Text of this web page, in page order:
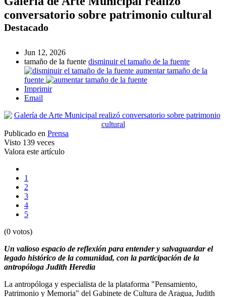
conversatorio sobre patrimonio cultural
Destacado
Jun 12, 2026
tamaño de la fuente disminuir el tamaño de la fuente
aumentar tamaño de la
fuente
Imprimir
Email
Publicado en Prensa
Visto 139 veces
Valora este artículo
1
2
3
4
5
(0 votos)
Un valioso espacio de reflexión para entender y salvaguardar el
legado histórico de la comunidad, con la participación de la
antropóloga Judith Heredia
La antropóloga y especialista de la plataforma "Pensamiento,
Patrimonio y Memoria" del Gabinete de Cultura de Aragua, Judith